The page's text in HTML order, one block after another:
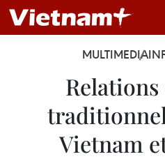
MULTIMEDIA
Relations
Vietnam